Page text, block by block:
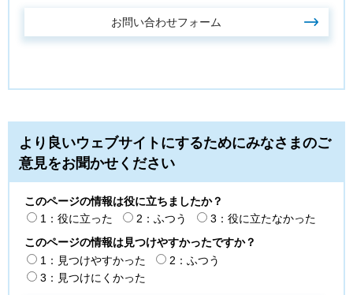
より良いウェブサイトにするためにみなさまのご
意見をお聞かせください
このページの情報は役に立ちましたか？
1：役に立った
2：ふつう
3：役に立たなかった
このページの情報は見つけやすかったですか？
1：見つけやすかった
2：ふつう
3：見つけにくかった